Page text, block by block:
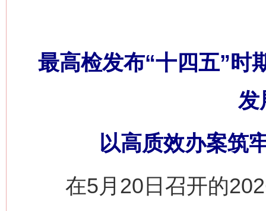
最高检发布“十四五”时
发
以高质效办案筑
在5月20日召开的